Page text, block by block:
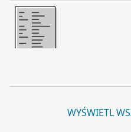
Więcej
WYŚWIETL